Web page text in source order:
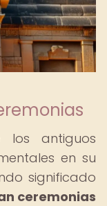
los antiguos
en su
significado
ceremonias